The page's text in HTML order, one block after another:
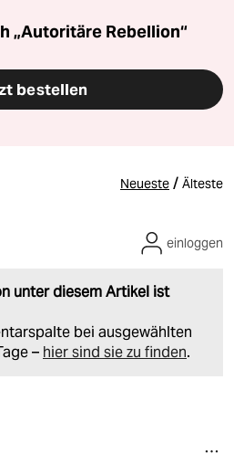
„Autoritäre Rebellion“
bestellen
Neueste / Älteste
unter diesem Artikel ist
bei ausgewählten
– hier sind sie zu finden.
einloggen